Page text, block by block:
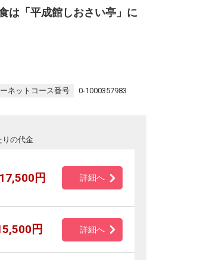
は「平成館しおさい亭」に
ネットコース番号 0-1000357983
りの代金
円 詳細へ
円 詳細へ